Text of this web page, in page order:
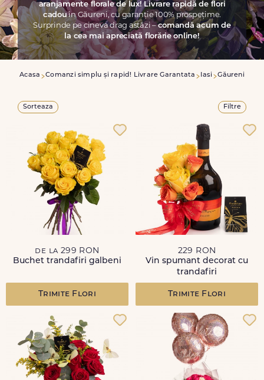
aranjamente florale de lux! Livrare rapidă de flori
cadouîn Găureni, cu garanție 100% prospețime.
Surprinde pe cineva drag astăzi –comandă acum de
la cea mai apreciată florărie online!
Acasa Comanzi simplu și rapid! Livrare Garantata Iasi Găureni
Sorteaza Filtre
de la 299 RON
Buchet trandafiri galbeni
Trimite Flori
229 RON
Vin spumant decorat cu
trandafiri
Trimite Flori